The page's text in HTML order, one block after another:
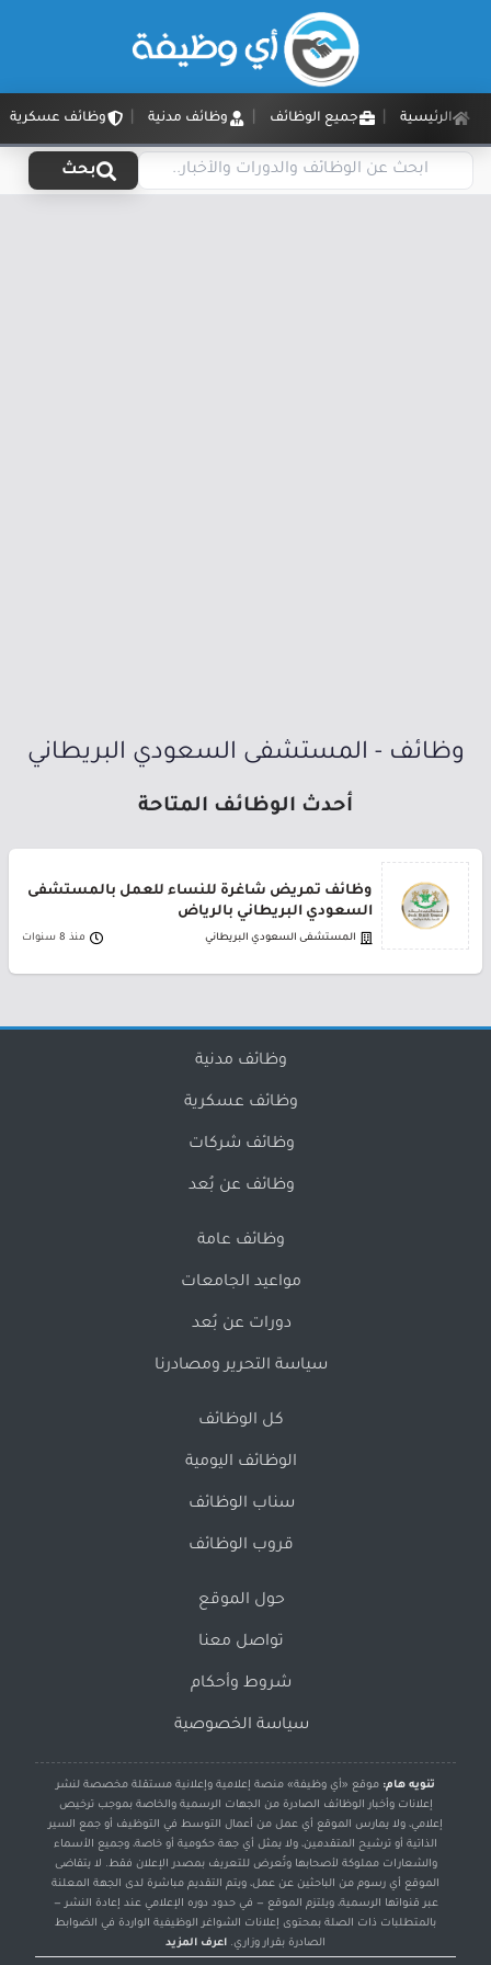
الرئيسية جميع الوظائف وظائف مدنية وظائف عسكرية
بحث
وظائف - المستشفى السعودي البريطاني
أحدث الوظائف المتاحة
وظائف تمريض شاغرة للنساء للعمل بالمستشفى
السعودي البريطاني بالرياض
المستشفى السعودي البريطاني منذ 8 سنوات
وظائف مدنية
وظائف عسكرية
وظائف شركات
وظائف عن بُعد
وظائف عامة
مواعيد الجامعات
دورات عن بُعد
سياسة التحرير ومصادرنا
كل الوظائف
الوظائف اليومية
سناب الوظائف
قروب الوظائف
حول الموقع
تواصل معنا
شروط وأحكام
سياسة الخصوصية
تنويه هام: موقع «أي وظيفة» منصة إعلامية وإعلانية مستقلة مخصصة لنشر
إعلانات وأخبار الوظائف الصادرة من الجهات الرسمية والخاصة بموجب ترخيص
إعلامي، ولا يمارس الموقع أي عمل من أعمال التوسط في التوظيف أو جمع السير
الذاتية أو ترشيح المتقدمين، ولا يمثل أي جهة حكومية أو خاصة، وجميع الأسماء
والشعارات مملوكة لأصحابها وتُعرض للتعريف بمصدر الإعلان فقط. لا يتقاضى
الموقع أي رسوم من الباحثين عن عمل، ويتم التقديم مباشرة لدى الجهة المعلنة
عبر قنواتها الرسمية، ويلتزم الموقع — في حدود دوره الإعلامي عند إعادة النشر —
بالمتطلبات ذات الصلة بمحتوى إعلانات الشواغر الوظيفية الواردة في الضوابط
الصادرة بقرار وزاري. اعرف المزيد